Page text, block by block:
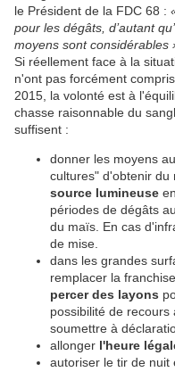
le Président de la FDC 68 :
pour les dégâts, d’autant qu’
moyens sont considérables
Si réellement face à la
n'ont pas forcément
2015, la volonté est à
chasse raisonnable du
suffisent :
donner les moyens
cultures" d'obtenir du
source lumineuse
périodes de dégâts
du maïs. En cas
de mise.
dans les grandes
remplacer la
percer des layons
possibilité de recours
soumettre à
allonger l'heure
autoriser le tir de nuit